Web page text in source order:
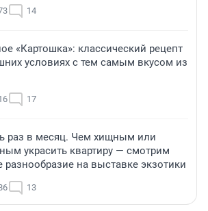
14
«Картошка»: классический рецепт
условиях с тем самым вкусом из
17
раз в месяц. Чем хищным или
украсить квартиру — смотрим
разнообразие на выставке экзотики
13